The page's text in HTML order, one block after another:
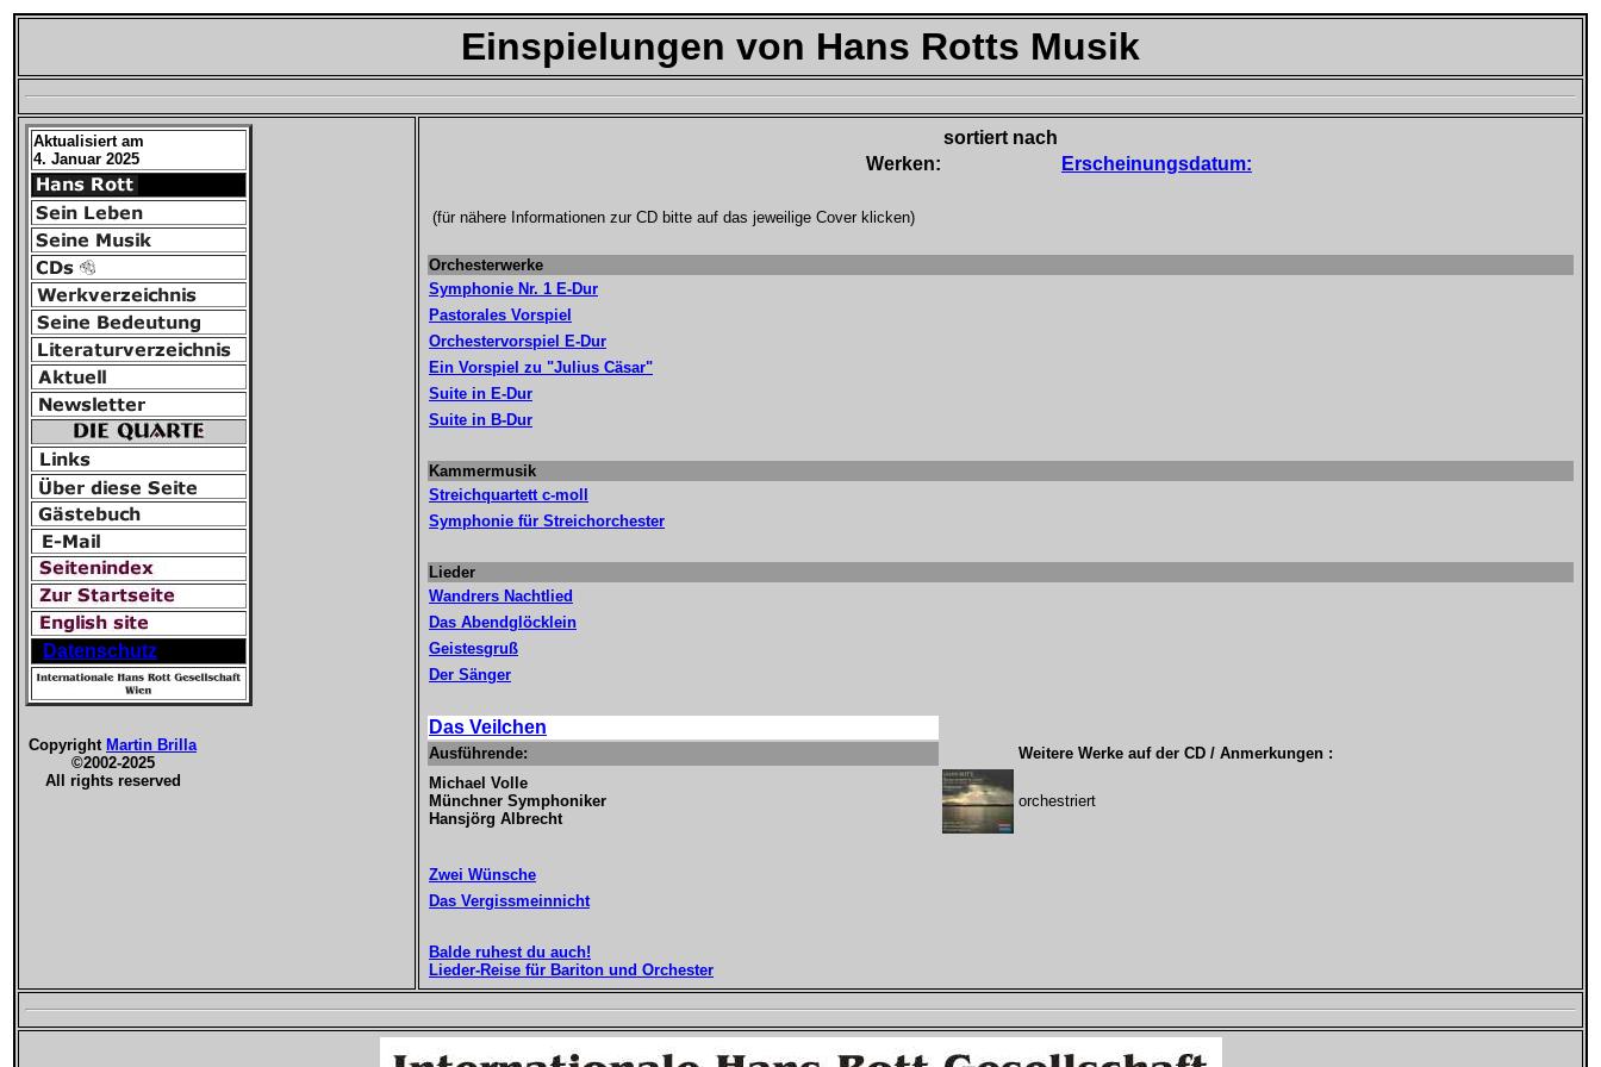
Einspielungen von Hans Rotts Musik
Aktualisiert am
4. Januar 2025
Datenschutz
Copyright Martin Brilla
©2002-2025
All rights reserved
sortiert nach
Werken:
Erscheinungsdatum:
(für nähere Informationen zur CD bitte auf das jeweilige Cover klicken)
Orchesterwerke
Symphonie Nr. 1 E-Dur
Pastorales Vorspiel
Orchestervorspiel E-Dur
Ein Vorspiel zu "Julius Cäsar"
Suite in E-Dur
Suite in B-Dur
Kammermusik
Streichquartett c-moll
Symphonie für Streichorchester
Lieder
Wandrers Nachtlied
Das Abendglöcklein
Geistesgruß
Der Sänger
Das Veilchen
Ausführende: Weitere Werke auf der CD / Anmerkungen :
Michael Volle
Münchner Symphoniker
Hansjörg Albrecht
orchestriert
Zwei Wünsche
Das Vergissmeinnicht
Balde ruhest du auch!
Lieder-Reise für Bariton und Orchester